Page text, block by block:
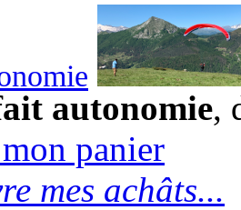
autonomie,
panier
mes achâts...